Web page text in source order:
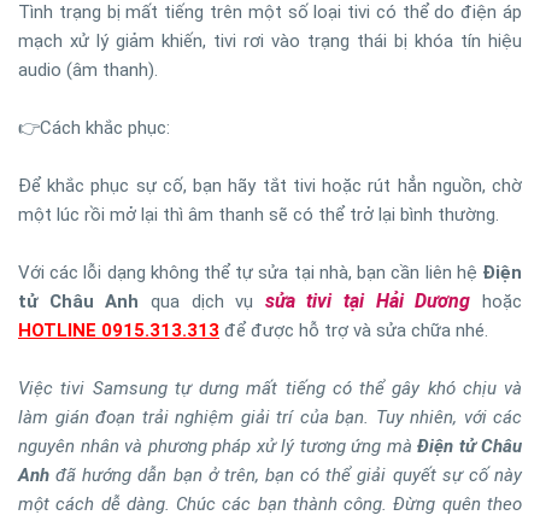
Tình trạng bị mất tiếng trên một số loại tivi có thể do điện áp
mạch xử lý giảm khiến, tivi rơi vào trạng thái bị khóa tín hiệu
audio (âm thanh).
👉Cách khắc phục:
Để khắc phục sự cố, bạn hãy tắt tivi hoặc rút hẳn nguồn, chờ
một lúc rồi mở lại thì âm thanh sẽ có thể trở lại bình thường.
Với các lỗi dạng không thể tự sửa tại nhà, bạn cần liên hệ Điện
tử Châu Anh qua dịch vụ sửa tivi tại Hải Dương hoặc
HOTLINE 0915.313.313 để được hỗ trợ và sửa chữa nhé.
Việc tivi Samsung tự dưng mất tiếng có thể gây khó chịu và
làm gián đoạn trải nghiệm giải trí của bạn. Tuy nhiên, với các
nguyên nhân và phương pháp xử lý tương ứng mà Điện tử Châu
Anh đã hướng dẫn bạn ở trên, bạn có thể giải quyết sự cố này
một cách dễ dàng. Chúc các bạn thành công. Đừng quên theo